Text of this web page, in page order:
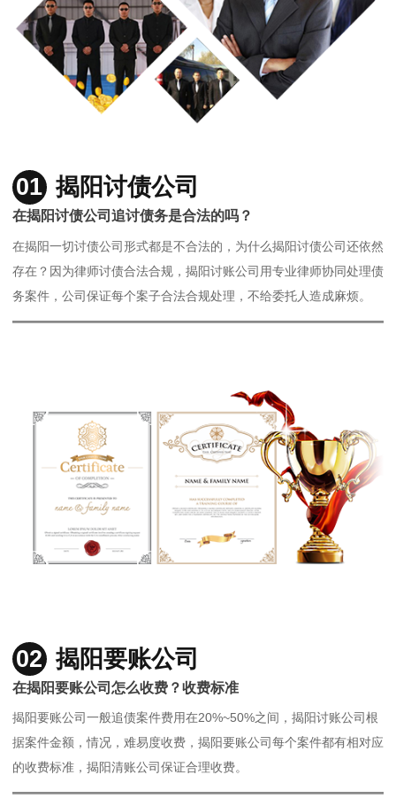
01 揭阳讨债公司
在揭阳讨债公司追讨债务是合法的吗？
在揭阳一切讨债公司形式都是不合法的，为什么揭阳讨债公司还依然
存在？因为律师讨债合法合规，揭阳讨账公司用专业律师协同处理债
务案件，公司保证每个案子合法合规处理，不给委托人造成麻烦。
02 揭阳要账公司
在揭阳要账公司怎么收费？收费标准
揭阳要账公司一般追债案件费用在20%~50%之间，揭阳讨账公司根
据案件金额，情况，难易度收费，揭阳要账公司每个案件都有相对应
的收费标准，揭阳清账公司保证合理收费。